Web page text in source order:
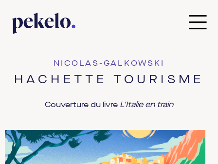
NICOLAS-GALKOWSKI
HACHETTE TOURISME
Couverture du livre L'Italie en train